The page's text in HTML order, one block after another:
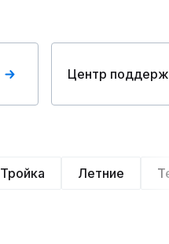
Центр
Тройка Летние